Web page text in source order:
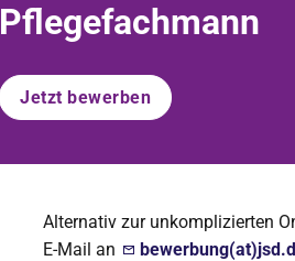
Pflegefachmann
Jetzt bewerben
Alternativ zur unkomplizierten
E-Mail an